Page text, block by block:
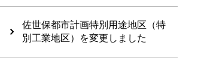
佐世保都市計画特別用途地区（特
別工業地区）を変更しました